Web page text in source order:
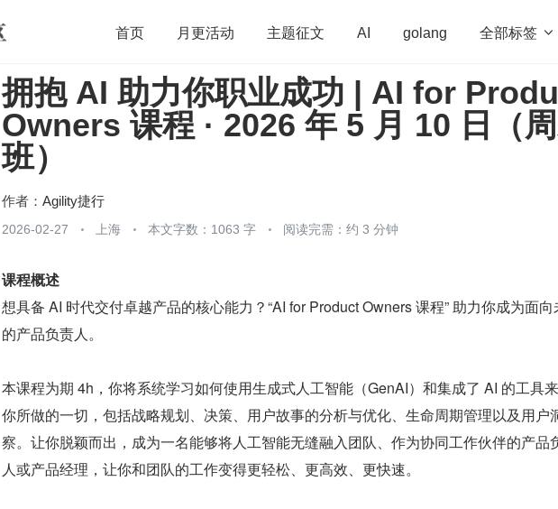
首页 月更活动 主题征文 AI golang 全部标签 
开源 架构 OpenHarmony 算法 学习方法 Web3.0 高
团队管理 程序员 运维 深度思考 低代码 redis
拥抱 AI 助力你职业成功 | AI for
Owners 课程 · 2026 年 5 月 10 日（
班）
作者： Agility捷行
2026-02-27 上海 本文字数：1063 字 阅读完需：约 3 分钟
课程概述
想具备 AI 时代交付卓越产品的核心能力？“AI for Product Owners 课程” 助力你成为面向
的产品负责人。
本课程为期 4h，你将系统学习如何使用生成式人工智能（GenAI）和集成了 AI 的工具
你所做的一切，包括战略规划、决策、用户故事的分析与优化、生命周期管理以及用户
察。让你脱颖而出，成为一名能够将人工智能无缝融入团队、作为协同工作伙伴的产品
人或产品经理，让你和团队的工作变得更轻松、更高效、更快速。